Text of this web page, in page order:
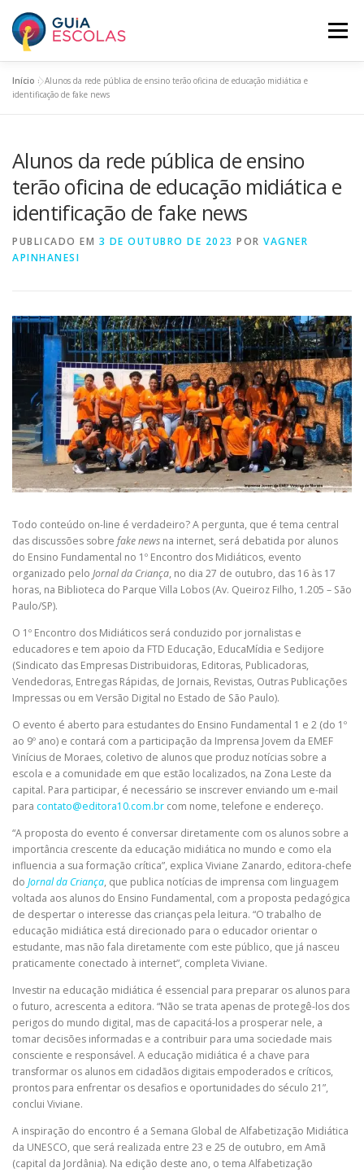
para
conteúdo
Menu
HOME ESCOLAS ASSINANTES
BUSCAR ESCOLAS PANORAMA EDUCACIONAL
O GUIA ESCOLAS INCLUA SUA ESCOLA
Início »Alunos da rede pública de ensino terão oficina de educação midiática e
identificação de fake news
Alunos da rede pública de ensino
terão oficina de educação midiática e
identificação de fake news
PUBLICADO EM 3 DE OUTUBRO DE 2023 POR VAGNER
APINHANESI
Todo conteúdo on-line é verdadeiro? A pergunta, que é tema central
das discussões sobre fake news na internet, será debatida por alunos
do Ensino Fundamental no 1º Encontro dos Midiáticos, evento
organizado pelo Jornal da Criança, no dia 27 de outubro, das 16 às 17
horas, na Biblioteca do Parque Villa Lobos (Av. Queiroz Filho, 1.205 – São
Paulo/SP).
O 1º Encontro dos Midiáticos será conduzido por jornalistas e
educadores e tem apoio da FTD Educação, EducaMídia e Sedijore
(Sindicato das Empresas Distribuidoras, Editoras, Publicadoras,
Vendedoras, Entregas Rápidas, de Jornais, Revistas, Outras Publicações
Impressas ou em Versão Digital no Estado de São Paulo).
O evento é aberto para estudantes do Ensino Fundamental 1 e 2 (do 1º
ao 9º ano) e contará com a participação da Imprensa Jovem da EMEF
Vinícius de Moraes, coletivo de alunos que produz notícias sobre a
escola e a comunidade em que estão localizados, na Zona Leste da
capital. Para participar, é necessário se inscrever enviando um e-mail
para contato@editora10.com.br com nome, telefone e endereço.
“A proposta do evento é conversar diretamente com os alunos sobre a
importância crescente da educação midiática no mundo e como ela
influencia a sua formação crítica”, explica Viviane Zanardo, editora-chefe
do Jornal da Criança, que publica notícias de imprensa com linguagem
voltada aos alunos do Ensino Fundamental, com a proposta pedagógica
de despertar o interesse das crianças pela leitura. “O trabalho de
educação midiática está direcionado para o educador orientar o
estudante, mas não fala diretamente com este público, que já nasceu
praticamente conectado à internet”, completa Viviane.
Investir na educação midiática é essencial para preparar os alunos para
o futuro, acrescenta a editora. “Não se trata apenas de protegê-los dos
perigos do mundo digital, mas de capacitá-los a prosperar nele, a
tomar decisões informadas e a contribuir para uma sociedade mais
consciente e responsável. A educação midiática é a chave para
transformar os alunos em cidadãos digitais empoderados e críticos,
prontos para enfrentar os desafios e oportunidades do século 21”,
conclui Viviane.
A inspiração do encontro é a Semana Global de Alfabetização Midiática
da UNESCO, que será realizada entre 23 e 25 de outubro, em Amã
(capital da Jordânia). Na edição deste ano, o tema Alfabetização